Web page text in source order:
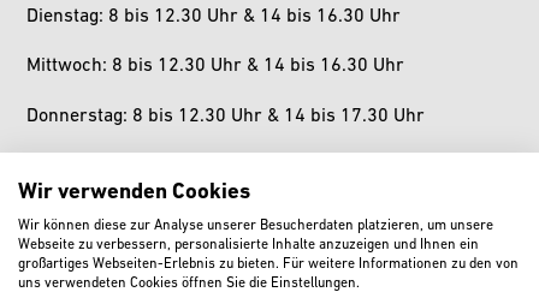
Dienstag: 8 bis 12.30 Uhr & 14 bis 16.30 Uhr
Mittwoch: 8 bis 12.30 Uhr & 14 bis 16.30 Uhr
Donnerstag: 8 bis 12.30 Uhr & 14 bis 17.30 Uhr
Samstag: geschlossen
Sonntag: geschlossen
Wir verwenden Cookies
Wir können diese zur Analyse unserer Besucherdaten platzieren, um unsere
Webseite zu verbessern, personalisierte Inhalte anzuzeigen und Ihnen ein
großartiges Webseiten-Erlebnis zu bieten. Für weitere Informationen zu den von
uns verwendeten Cookies öffnen Sie die Einstellungen.